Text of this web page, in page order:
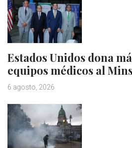
Estados Unidos dona
equipos médicos al
6 agosto, 2026